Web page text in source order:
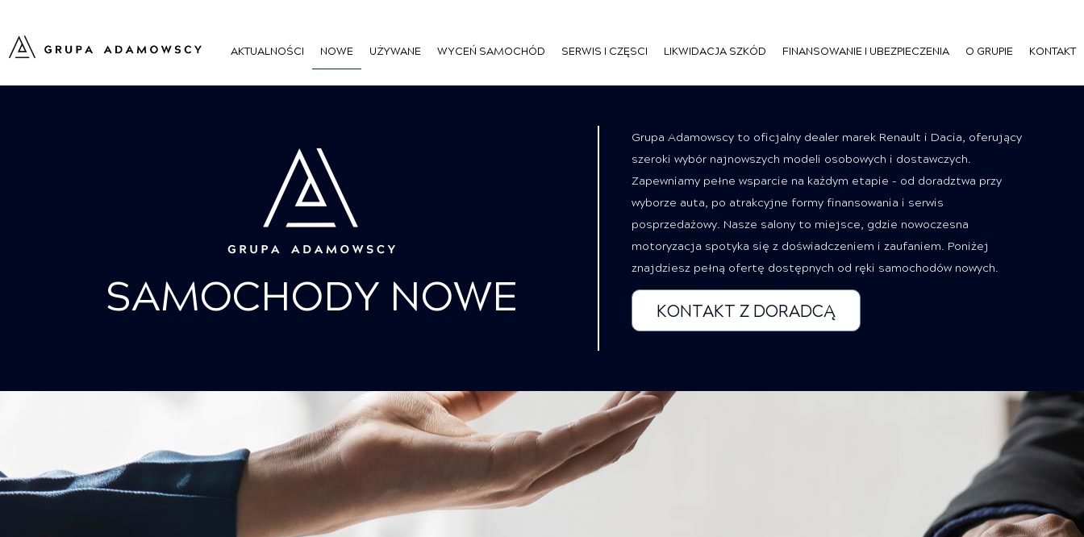
AKTUALNOŚCI NOWE UŻYWANE WYCEŃ SAMOCHÓD SERWIS I CZĘSCI LIKWIDACJA SZKÓD FINANSOWANIE I UBEZPIECZENIA O GRUPIE KONTAKT
SAMOCHODY NOWE
Grupa Adamowscy to oficjalny dealer marek Renault i Dacia, oferujący
szeroki wybór najnowszych modeli osobowych i dostawczych.
Zapewniamy pełne wsparcie na każdym etapie – od doradztwa przy
wyborze auta, po atrakcyjne formy finansowania i serwis
posprzedażowy. Nasze salony to miejsce, gdzie nowoczesna
motoryzacja spotyka się z doświadczeniem i zaufaniem. Poniżej
znajdziesz pełną ofertę dostępnych od ręki samochodów nowych.
KONTAKT Z DORADCĄ